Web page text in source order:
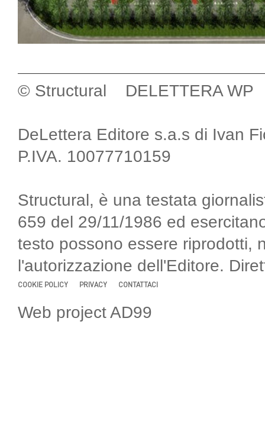
© Structural DELETTERA WP
DeLettera Editore s.a.s di Ivan
P.IVA. 10077710159
Structural, è una testata
659 del 29/11/1986 ed
testo possono essere riprodotti,
l'autorizzazione dell'Editore.
COOKIE POLICY PRIVACY CONTATTACI
Web project AD99